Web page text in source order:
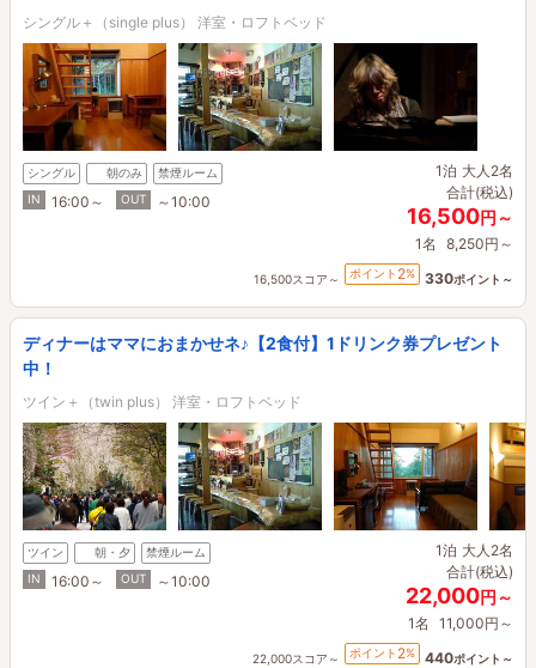
シングル＋（single plus） 洋室・ロフトベッド
シングル 朝のみ
禁煙ルーム
IN
16:00～ OUT ～10:00
1泊 大人2名
合計(税込)
16,500円～
1名 8,250円～
16,500スコア～ ポイント 2% 330ポイント～
ディナーはママにおまかせネ♪【2食付】1ドリンク券プレゼント
中！
ツイン＋（twin plus） 洋室・ロフトベッド
ツイン 朝・夕
禁煙ルーム
IN
16:00～ OUT ～10:00
1泊 大人2名
合計(税込)
22,000円～
1名 11,000円～
22,000スコア～ ポイント 2% 440ポイント～